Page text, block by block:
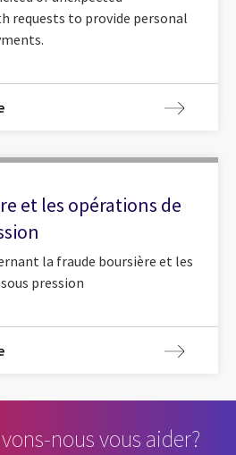
requests to provide personal
et les opérations de
la fraude boursière et les
pression
nous vous aider?